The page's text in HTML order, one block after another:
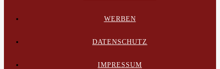
WERBEN
DATENSCHUTZ
IMPRESSUM